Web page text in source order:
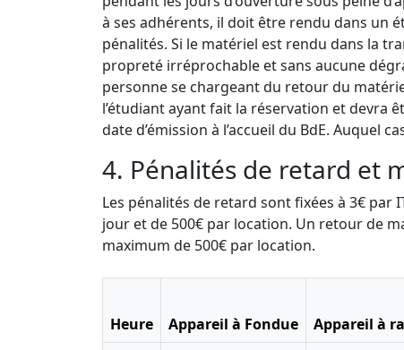
à ses adhérents, il doit être rendu dans un
pénalités. Si le matériel est rendu dans la
propreté irréprochable et sans aucune
personne se chargeant du retour du
l’étudiant ayant fait la réservation et devra
date d’émission à l’accueil du BdE. Auquel
4. Pénalités de retard et
Les pénalités de retard sont fixées à 3€ par
jour et de 500€ par location. Un retour de
maximum de 500€ par location.
Heure Appareil à Fondue Appareil à